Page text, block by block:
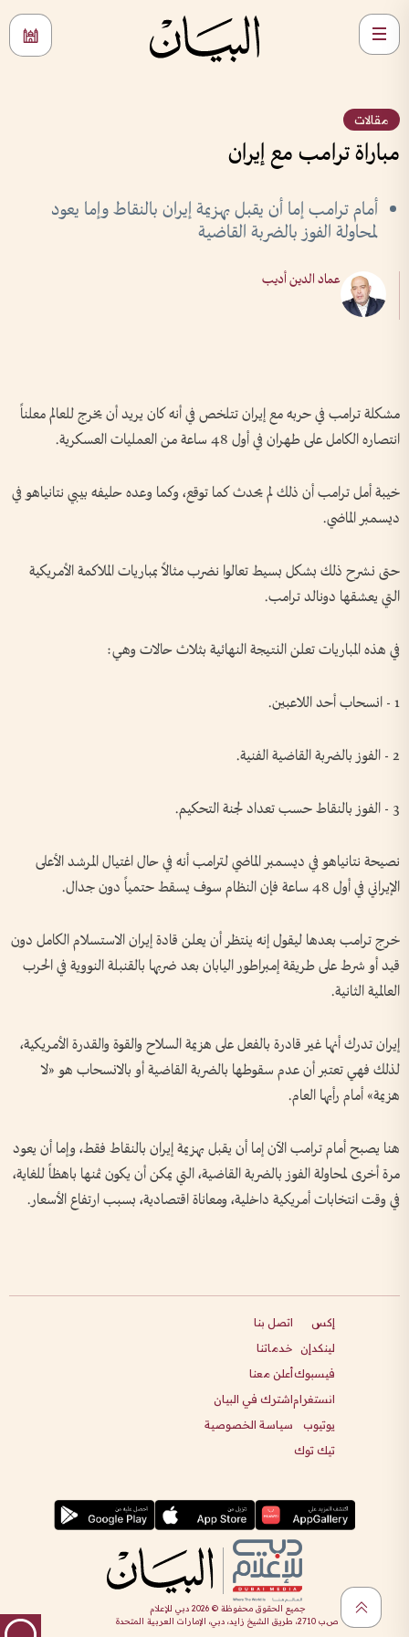
مقالات
مباراة ترامب مع إيران
أمام ترامب إما أن يقبل بهزيمة إيران بالنقاط وإما يعود
لمحاولة الفوز بالضربة القاضية
عماد الدين أديب
مشكلة ترامب في حربه مع إيران تتلخص في أنه كان يريد أن يخرج للعالم معلناً
انتصاره الكامل على طهران في أول 48 ساعة من العمليات العسكرية.
خيبة أمل ترامب أن ذلك لم يحدث كما توقع، وكما وعده حليفه بيبي نتانياهو في
ديسمبر الماضي.
حتى نشرح ذلك بشكل بسيط تعالوا نضرب مثالاً بمباريات الملاكمة الأمريكية
التي يعشقها دونالد ترامب.
في هذه المباريات تعلن النتيجة النهائية بثلاث حالات وهي:
1 - انسحاب أحد اللاعبين.
2 - الفوز بالضربة القاضية الفنية.
3 - الفوز بالنقاط حسب تعداد لجنة التحكيم.
نصيحة نتانياهو في ديسمبر الماضي لترامب أنه في حال اغتيال المرشد الأعلى
الإيراني في أول 48 ساعة فإن النظام سوف يسقط حتمياً دون جدال.
خرج ترامب بعدها ليقول إنه ينتظر أن يعلن قادة إيران الاستسلام الكامل دون
قيد أو شرط على طريقة إمبراطور اليابان بعد ضربها بالقنبلة النووية في الحرب
العالمية الثانية.
إيران تدرك أنها غير قادرة بالفعل على هزيمة السلاح والقوة والقدرة الأمريكية،
لذلك فهي تعتبر أن عدم سقوطها بالضربة القاضية أو بالانسحاب هو «لا
هزيمة» أمام رأيها العام.
هنا يصبح أمام ترامب الآن إما أن يقبل بهزيمة إيران بالنقاط فقط، وإما أن يعود
مرة أخرى لمحاولة الفوز بالضربة القاضية، التي يمكن أن يكون ثمنها باهظاً للغاية،
في وقت انتخابات أمريكية داخلية، ومعاناة اقتصادية، بسبب ارتفاع الأسعار.
إكس
لينكدإن
فيسبوك
انستغرام
يوتيوب
تيك توك
اتصل بنا
خدماتنا
أعلن معنا
اشترك في البيان
سياسة الخصوصية
جميع الحقوق محفوظة ©2026 دبي للإعلام
ص.ب 2710، طريق الشيخ زايد، دبي، الإمارات العربية المتحدة